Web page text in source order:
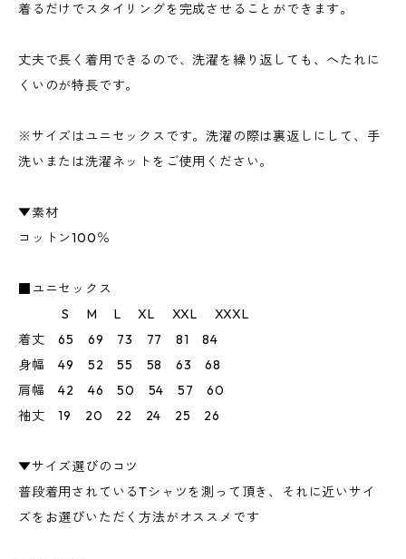
着るだけでスタイリングを完成させることができます。
丈夫で長く着用できるので、洗濯を繰り返しても、へたれに
くいのが特長です。
※サイズはユニセックスです。洗濯の際は裏返しにして、手
洗いまたは洗濯ネットをご使用ください。
▼素材
コットン100％
■ユニセックス
S M L XL XXL XXXL
着丈 65 69 73 77 81 84
身幅 49 52 55 58 63 68
肩幅 42 46 50 54 57 60
袖丈 19 20 22 24 25 26
▼サイズ選びのコツ
普段着用されているTシャツを測って頂き、それに近いサイ
ズをお選びいただく方法がオススメです